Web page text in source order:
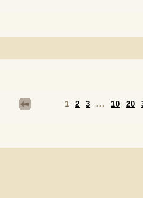
1 2 3 ... 10 20